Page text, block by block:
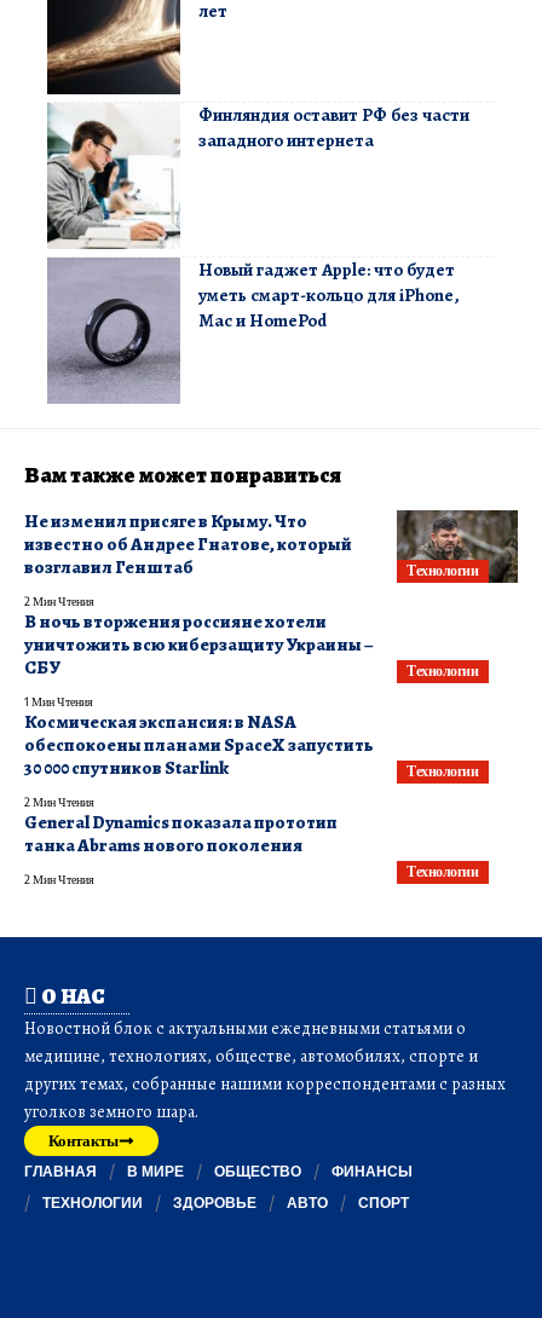
лет
Финляндия оставит РФ без части
западного интернета
Новый гаджет Apple: что будет
уметь смарт-кольцо для iPhone,
Mac и HomePod
Вам также может понравиться
Технологии
Не изменил присяге в Крыму. Что
известно об Андрее Гнатове, который
возглавил Генштаб
2 Мин Чтения
Технологии
В ночь вторжения россияне хотели
уничтожить всю киберзащиту Украины –
СБУ
1 Мин Чтения
Технологии
Космическая экспансия: в NASA
обеспокоены планами SpaceX запустить
30 000 спутников Starlink
2 Мин Чтения
Технологии
General Dynamics показала прототип
танка Abrams нового поколения
2 Мин Чтения
О НАС
Новостной блок с актуальными ежедневными статьями о
медицине, технологиях, обществе, автомобилях, спорте и
других темах, собранные нашими корреспондентами с разных
уголков земного шара.
Контакты
ГЛАВНАЯ В МИРЕ ОБЩЕСТВО
ФИНАНСЫ
ТЕХНОЛОГИИ
ЗДОРОВЬЕ АВТО СПОРТ